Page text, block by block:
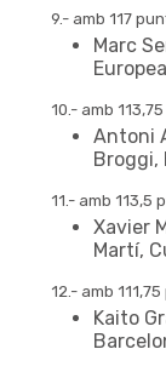
9.- amb 117
Marc
10.- amb
Antoni
Broggi,
11.- amb 113,5
Xavier
Martí,
12.- amb
Kaito